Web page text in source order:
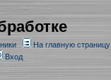
На главную страницу
Вход